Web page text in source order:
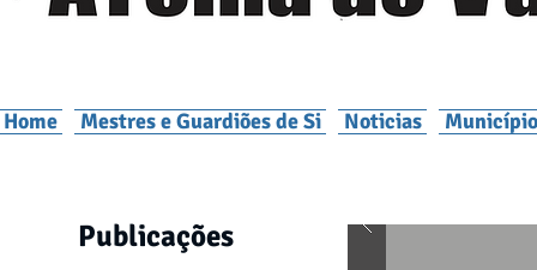
Home Mestres e Guardiões de Si Noticias
Publicações